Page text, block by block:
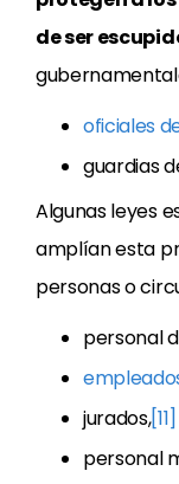
de ser
oficiales
guardias
Algunas leyes
amplían esta
personas o
personal
jurados,[11]
personal